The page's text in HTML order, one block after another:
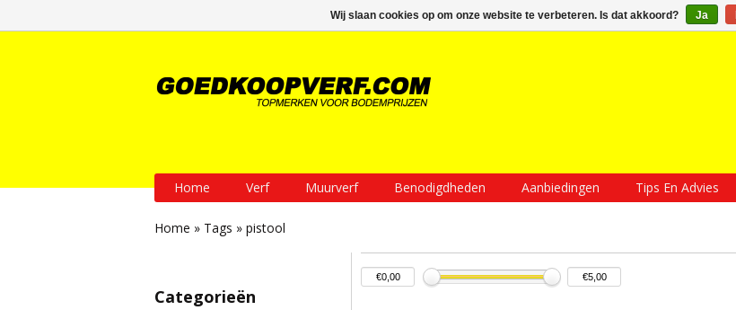
Inloggen Een account aanmaken Mijn winkelwagen €0,00
Home Verf Muurverf Benodigdheden Aanbiedingen Tips En Advies
Home » Tags » pistool
Categorieën
Wij slaan cookies op om onze website te verbeteren. Is dat akkoord? Ja